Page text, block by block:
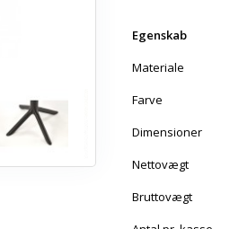
Egenskab
Materiale
Farve
Dimensioner
Nettovægt
Bruttovægt